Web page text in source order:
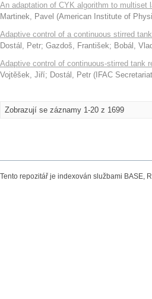
An adaptation of CYK algorithm to multiset
Martinek, Pavel (American Institute of
Adaptive control of a continuous stirred
Dostál, Petr; Gazdoš, František; Bobál,
Adaptive control of continuous-stirred tank
Vojtěšek, Jiří; Dostál, Petr ( IFAC Secretariat
Zobrazují se záznamy 1-20 z 1699
Tento repozitář je indexován službami BASE,